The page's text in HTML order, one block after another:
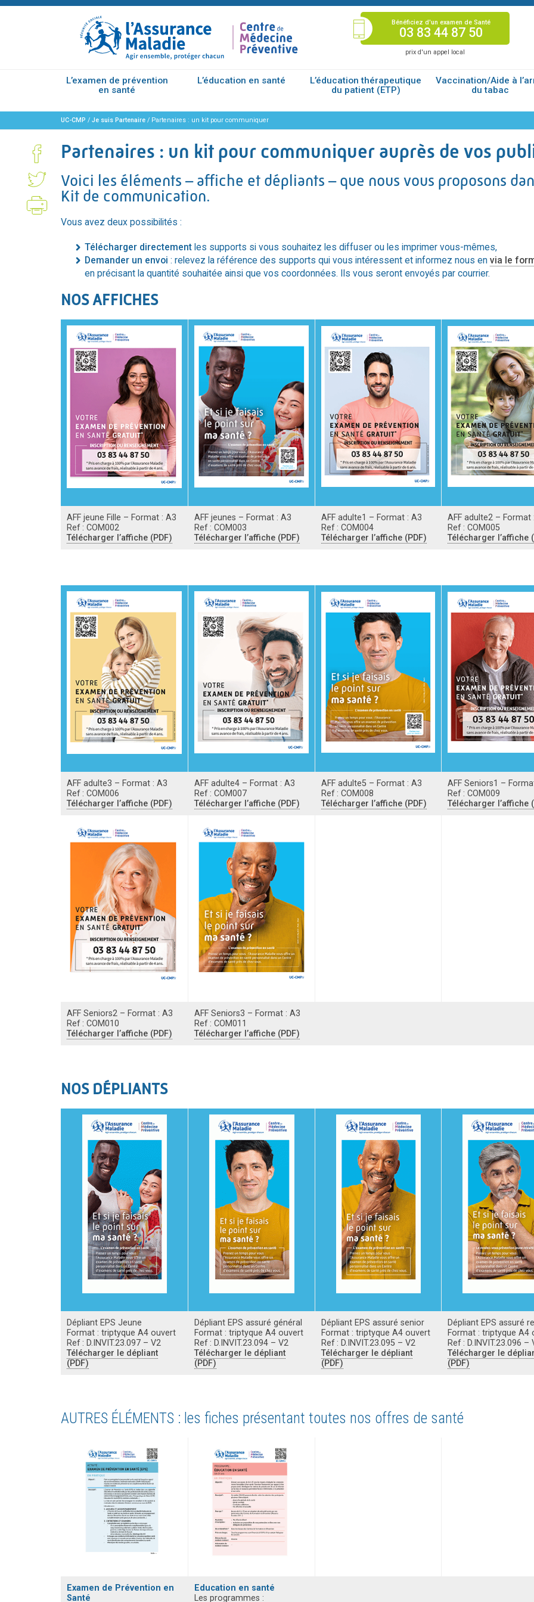
Bénéficiez d'un examen de Santé
03 83 44 87 50
prix d'un appel local
L’examen de prévention
en santé
L’éducation en santé
L’éducation thérapeutique
du patient (ETP)
Vaccination/Aide à
du tabac
UC-CMP / Je suis Partenaire / Partenaires : un kit pour communiquer
Partenaires : un kit pour communiquer auprès de vos
Voici les éléments – affiche et dépliants – que nous vous proposons
Kit de communication.
Vous avez deux possibilités :
Télécharger directement les supports si vous souhaitez les diffuser ou les imprimer vous-mêmes,
Demander un envoi : relevez la référence des supports qui vous intéressent et informez nous en via le
en précisant la quantité souhaitée ainsi que vos coordonnées. Ils vous seront envoyés par courrier.
NOS AFFICHES
AFF jeune Fille – Format : A3
Ref : COM002
Télécharger l’affiche (PDF)
AFF jeunes – Format : A3
Ref : COM003
Télécharger l’affiche (PDF)
AFF adulte1 – Format : A3
Ref : COM004
Télécharger l’affiche (PDF)
AFF adulte2 – Format
Ref : COM005
Télécharger l’affiche
AFF adulte3 – Format : A3
Ref : COM006
Télécharger l’affiche (PDF)
AFF adulte4 – Format : A3
Ref : COM007
Télécharger l’affiche (PDF)
AFF adulte5 – Format : A3
Ref : COM008
Télécharger l’affiche (PDF)
AFF Seniors1 –
Ref : COM009
Télécharger l’affiche
AFF Seniors2 – Format : A3
Ref : COM010
Télécharger l’affiche (PDF)
AFF Seniors3 – Format : A3
Ref : COM011
Télécharger l’affiche (PDF)
NOS DÉPLIANTS
Dépliant EPS Jeune
Format : triptyque A4 ouvert
Ref : D.INVIT.23.097 – V2
Télécharger le dépliant
(PDF)
Dépliant EPS assuré général
Format : triptyque A4 ouvert
Ref : D.INVIT.23.094 – V2
Télécharger le dépliant
(PDF)
Dépliant EPS assuré senior
Format : triptyque A4 ouvert
Ref : D.INVIT.23.095 – V2
Télécharger le dépliant
(PDF)
Dépliant EPS assuré
Format : triptyque A4
Ref : D.INVIT.23.096 –
Télécharger le
(PDF)
AUTRES ÉLÉMENTS : les fiches présentant toutes nos offres de santé
Examen de Prévention en
Santé
Education en santé
Les programmes :